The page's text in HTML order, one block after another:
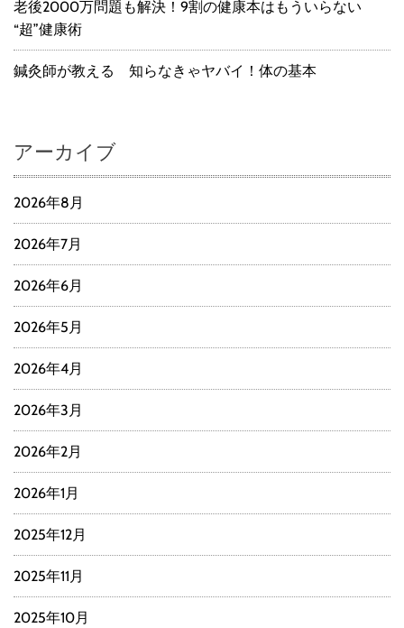
老後2000万問題も解決！9割の健康本はもういらない
“超”健康術
鍼灸師が教える 知らなきゃヤバイ！体の基本
アーカイブ
2026年8月
2026年7月
2026年6月
2026年5月
2026年4月
2026年3月
2026年2月
2026年1月
2025年12月
2025年11月
2025年10月